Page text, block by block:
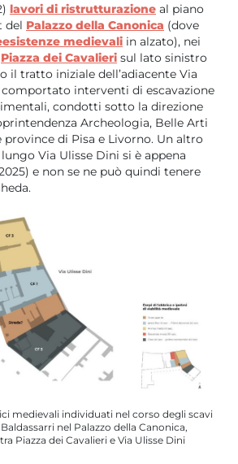
lavori di ristrutturazione al piano
del Palazzo della Canonica (dove
medievali in alzato), nei
Piazza dei Cavalieri sul lato sinistro
il tratto iniziale dell’adiacente Via
comportato interventi di escavazione
condotti sotto la direzione
Archeologia, Belle Arti
province di Pisa e Livorno. Un altro
Via Ulisse Dini si è appena
e non se ne può quindi tenere
medievali individuati nel corso degli scavi
nel Palazzo della Canonica,
Piazza dei Cavalieri e Via Ulisse Dini